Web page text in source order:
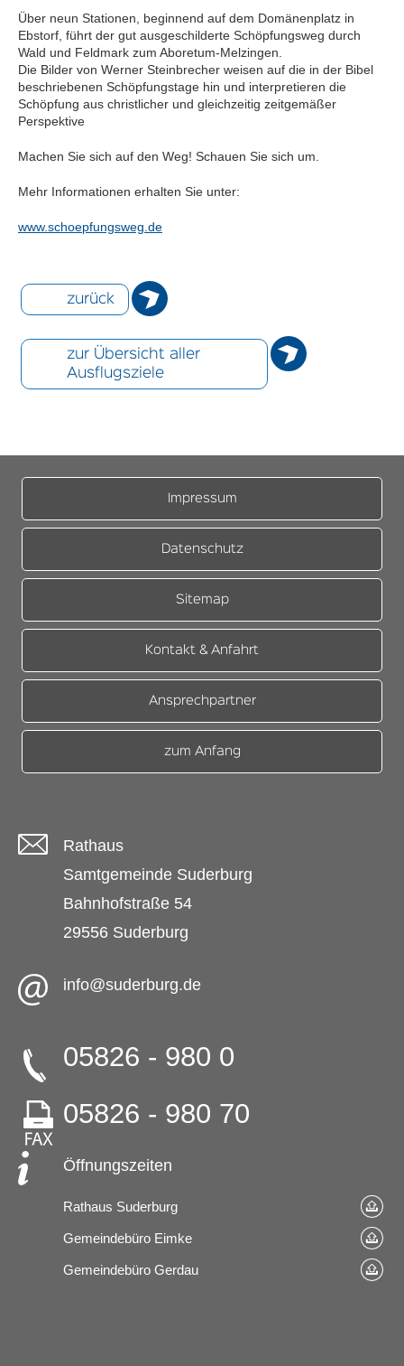
Über neun Stationen, beginnend auf dem Domänenplatz in
Ebstorf, führt der gut ausgeschilderte Schöpfungsweg durch
Wald und Feldmark zum Aboretum-Melzingen.
Die Bilder von Werner Steinbrecher weisen auf die in der Bibel
beschriebenen Schöpfungstage hin und interpretieren die
Schöpfung aus christlicher und gleichzeitig zeitgemäßer
Perspektive
Machen Sie sich auf den Weg! Schauen Sie sich um.
Mehr Informationen erhalten Sie unter:
www.schoepfungsweg.de
zurück
zur Übersicht aller
Ausflugsziele
Impressum
Datenschutz
Sitemap
Kontakt & Anfahrt
Ansprechpartner
zum Anfang
Rathaus
Samtgemeinde Suderburg
Bahnhofstraße 54
29556 Suderburg
info@suderburg.de
05826 - 980 0
05826 - 980 70
Öffnungszeiten
Rathaus Suderburg
Gemeindebüro Eimke
Gemeindebüro Gerdau